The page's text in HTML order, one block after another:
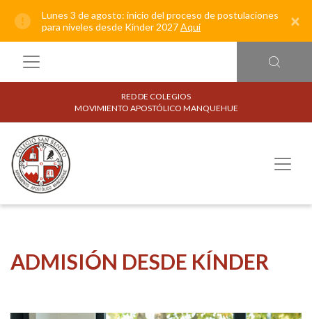
Lunes 3 de agosto: inicio del proceso de postulaciones
para niveles desde Kínder 2027Aquí ×
RED DE COLEGIOS
MOVIMIENTO APOSTÓLICO MANQUEHUE
ADMISIÓN DESDE KÍNDER